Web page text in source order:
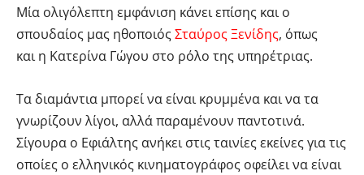
Μία ολιγόλεπτη εμφάνιση κάνει επίσης και ο
σπουδαίος μας ηθοποιόςΣταύρος Ξενίδης, όπως
και η Κατερίνα Γώγου στο ρόλο της υπηρέτριας.
Τα διαμάντια μπορεί να είναι κρυμμένα και να τα
γνωρίζουν λίγοι, αλλά παραμένουν παντοτινά.
Σίγουρα ο Εφιάλτης ανήκει στις ταινίες εκείνες για τις
οποίες ο ελληνικός κινηματογράφος οφείλει να είναι